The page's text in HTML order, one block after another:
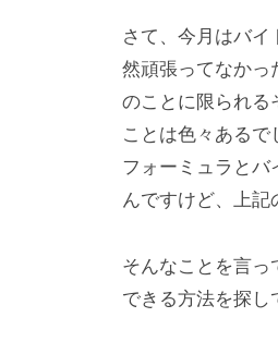
ロ
ジ
ェ
ク
ト
-
o
r
m
u
l
さて、今月はバ
然頑張ってなかっ
のことに限られる
ことは色々ある
フォーミュラとバ
んですけど、上記
そんなことを言っ
できる方法を探し